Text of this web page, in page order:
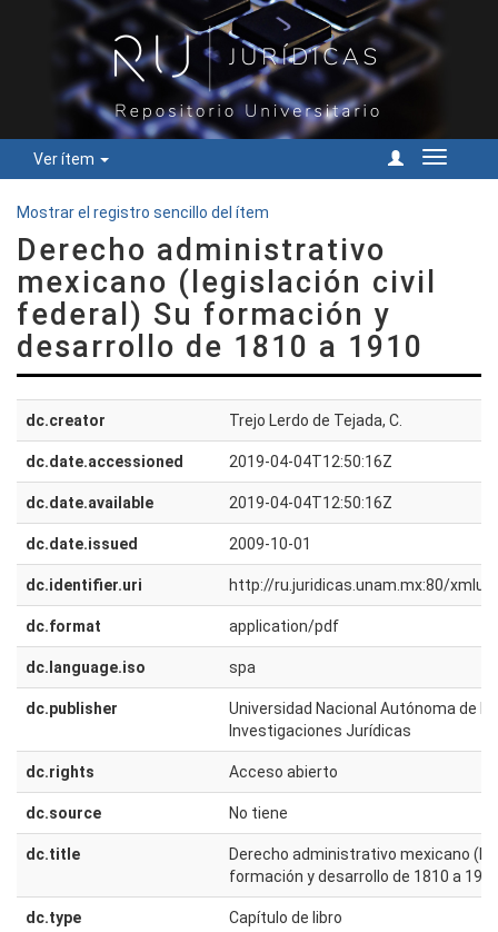
Ver ítem
Cambiar
Mostrar el registro sencillo del ítem
Derecho administrativo
mexicano (legislación civil
federal) Su formación y
desarrollo de 1810 a 1910
dc.creator Trejo Lerdo de Tejada, C.
dc.date.accessioned 2019-04-04T12:50:16Z
dc.date.available 2019-04-04T12:50:16Z
dc.date.issued 2009-10-01
dc.identifier.uri http://ru.juridicas.unam.mx:80/
dc.format application/pdf
dc.language.iso spa
dc.publisher
Universidad Nacional Autónoma de
Investigaciones Jurídicas
dc.rights Acceso abierto
dc.source No tiene
dc.title
Derecho administrativo mexicano
formación y desarrollo de 1810 a
dc.type Capítulo de libro